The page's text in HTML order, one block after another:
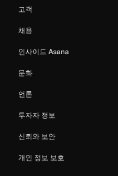
고객
채용
인사이드 Asana
문화
언론
투자자 정보
신뢰와 보안
개인 정보 보호